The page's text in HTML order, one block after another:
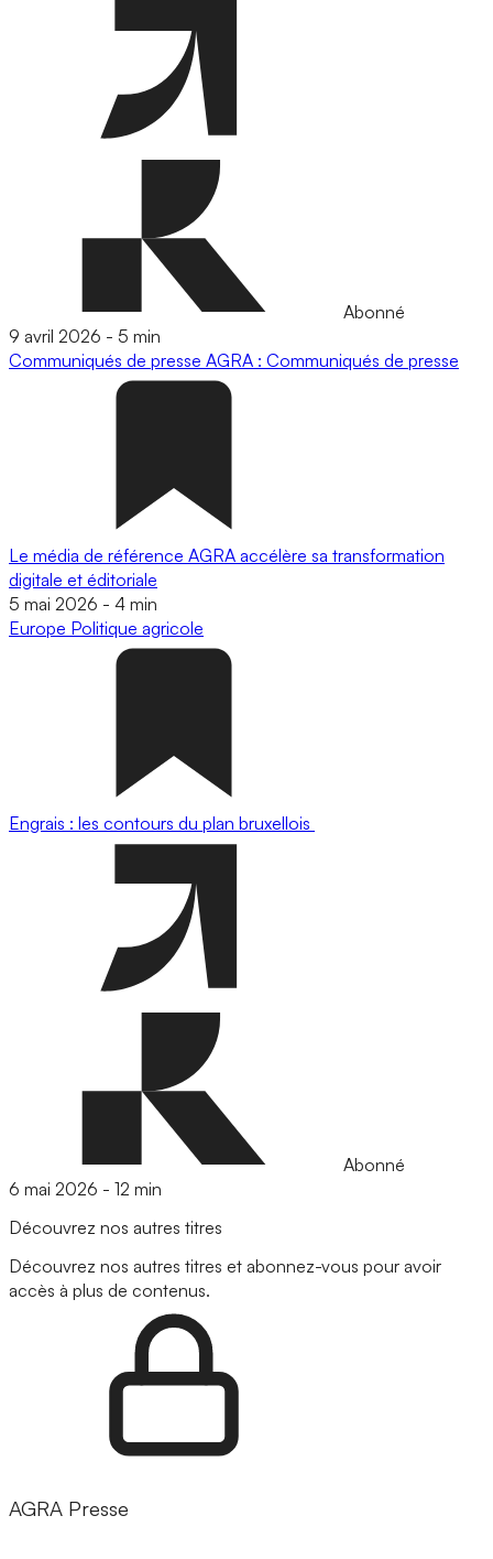
Abonné
9 avril 2026 - 5 min
Communiqués de presse AGRA : Communiqués de presse
Le média de référence AGRA accélère sa transformation
digitale et éditoriale
5 mai 2026 - 4 min
Europe Politique agricole
Engrais : les contours du plan bruxellois
Abonné
6 mai 2026 - 12 min
Découvrez nos autres titres
Découvrez nos autres titres et abonnez-vous pour avoir
accès à plus de contenus.
AGRA Presse